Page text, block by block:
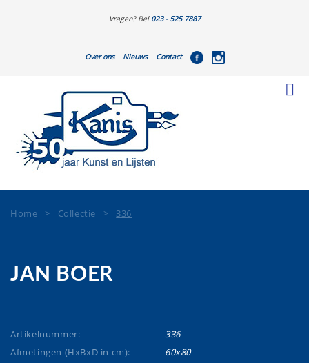
Vragen? Bel 023 - 525 7887
Over ons Nieuws Contact
Home > Collectie > 336
JAN BOER
Artikelnummer:
336
Afmetingen (HxBxD in cm):
60x80